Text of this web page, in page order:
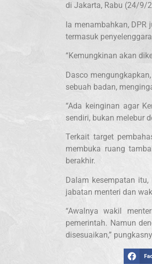
di Jakarta, Rabu (24/9/
Ia menambahkan, DPR
termasuk
“Kemungkinan akan
Dasco
sebuah badan,
“Ada keinginan agar
sendiri, bukan melebur
Terkait target
membuka ruang
berakhir.
Dalam kesempatan
jabatan menteri dan
“Awalnya wakil
pemerintah. Namun
disesuaikan,”